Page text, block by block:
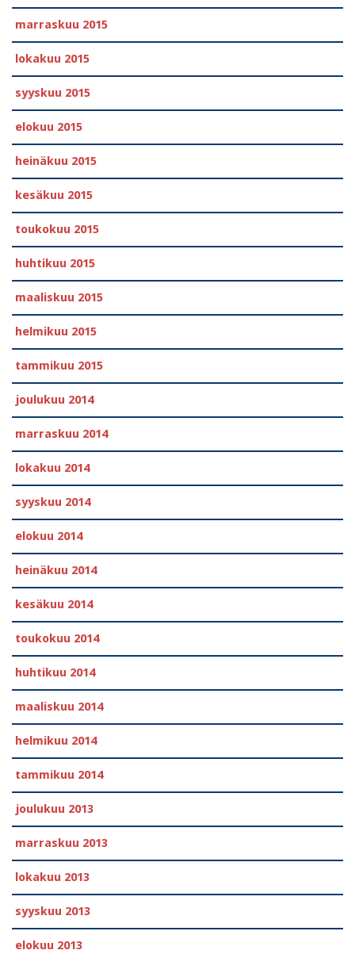
marraskuu 2015
lokakuu 2015
syyskuu 2015
elokuu 2015
heinäkuu 2015
kesäkuu 2015
toukokuu 2015
huhtikuu 2015
maaliskuu 2015
helmikuu 2015
tammikuu 2015
joulukuu 2014
marraskuu 2014
lokakuu 2014
syyskuu 2014
elokuu 2014
heinäkuu 2014
kesäkuu 2014
toukokuu 2014
huhtikuu 2014
maaliskuu 2014
helmikuu 2014
tammikuu 2014
joulukuu 2013
marraskuu 2013
lokakuu 2013
syyskuu 2013
elokuu 2013